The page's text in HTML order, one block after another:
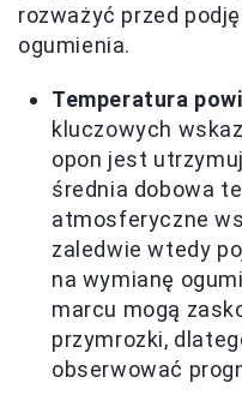
rozważyć przed
ogumienia.
Temperatura
kluczowych
opon jest
średnia dobowa
atmosferyczne
zaledwie wtedy
na wymianę
marcu mogą
przymrozki,
obserwować